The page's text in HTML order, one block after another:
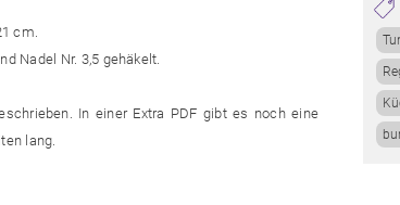
cm.
Nadel Nr. 3,5 gehäkelt.
In einer Extra PDF gibt es noch eine
lang.